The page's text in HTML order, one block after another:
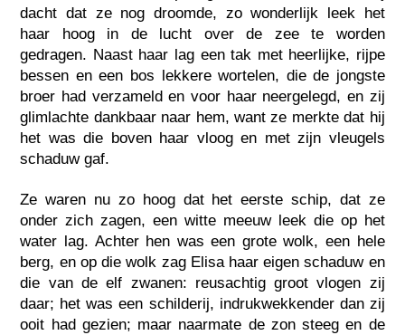
dacht dat ze nog droomde, zo wonderlijk leek het
haar hoog in de lucht over de zee te worden
gedragen. Naast haar lag een tak met heerlijke, rijpe
bessen en een bos lekkere wortelen, die de jongste
broer had verzameld en voor haar neergelegd, en zij
glimlachte dankbaar naar hem, want ze merkte dat hij
het was die boven haar vloog en met zijn vleugels
schaduw gaf.
Ze waren nu zo hoog dat het eerste schip, dat ze
onder zich zagen, een witte meeuw leek die op het
water lag. Achter hen was een grote wolk, een hele
berg, en op die wolk zag Elisa haar eigen schaduw en
die van de elf zwanen: reusachtig groot vlogen zij
daar; het was een schilderij, indrukwekkender dan zij
ooit had gezien; maar naarmate de zon steeg en de